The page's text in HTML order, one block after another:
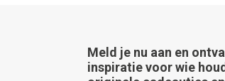
Meld je nu aan en
inspiratie voor wie